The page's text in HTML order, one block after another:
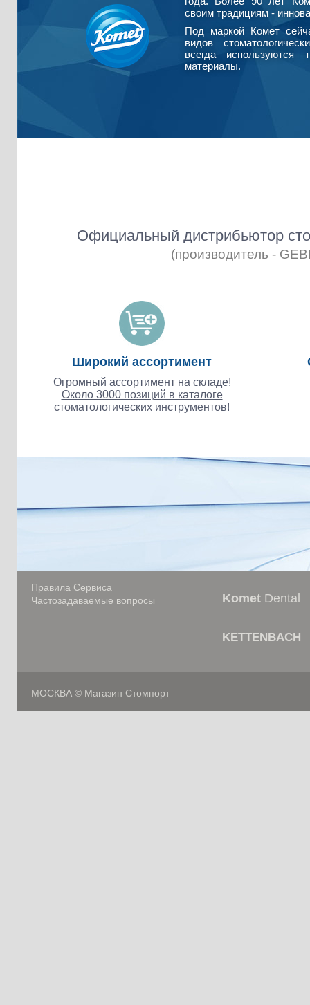
своим традициям -
Под маркой Комет
видов
всегда используются
материалы.
Официальный дистрибьютор
(производитель -
Широкий ассортимент
Огромный ассортимент на складе!
Около 3000 позиций в каталоге
стоматологических инструментов!
Правила Сервиса
Частозадаваемые вопросы
Komet Dental
KETTENBACH
МОСКВА © Магазин Стомпорт